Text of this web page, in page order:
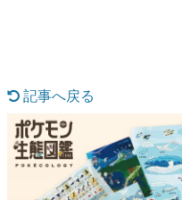
特集記事
マンガ
女性向け
記事へ戻る